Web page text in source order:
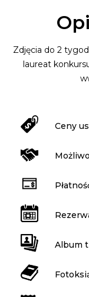
Zdjęcia do 2
laureat
Ceny
Album